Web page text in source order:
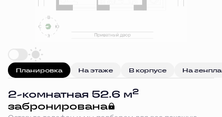
Планировка На этаже В корпусе На
2-комнатная 52.6 м2
забронирована